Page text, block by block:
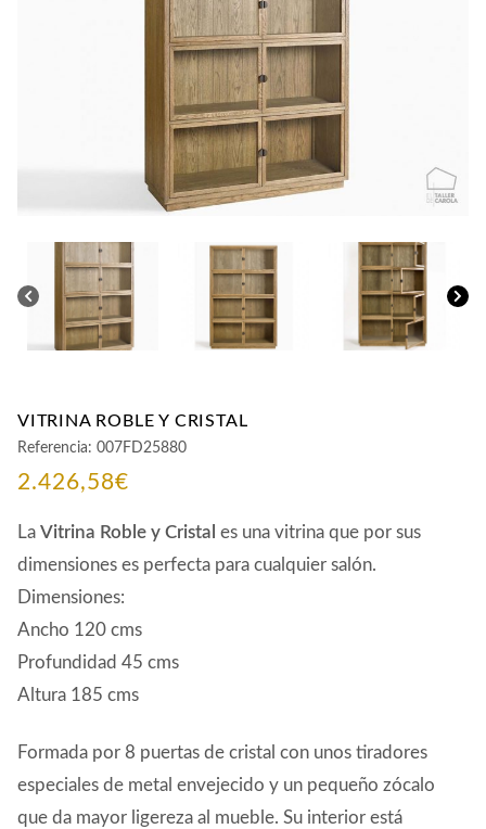
VITRINA ROBLE Y CRISTAL
Referencia: 007FD25880
2.426,58€
La Vitrina Roble y Cristal es una vitrina que por sus
dimensiones es perfecta para cualquier salón.
Dimensiones:
Ancho 120 cms
Profundidad 45 cms
Altura 185 cms
Formada por 8 puertas de cristal con unos tiradores
especiales de metal envejecido y un pequeño zócalo
que da mayor ligereza al mueble. Su interior está